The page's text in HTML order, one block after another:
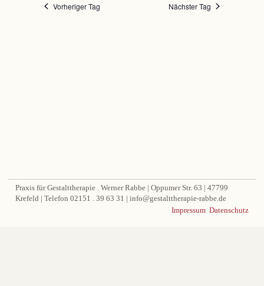
Vorheriger Tag Nächster Tag
Praxis für Gestalttherapie . Werner Rabbe | Oppumer Str. 63 | 47799
Krefeld | Telefon 02151 . 39 63 31 | info@gestalttherapie-rabbe.de
Datenschutz
Impressum